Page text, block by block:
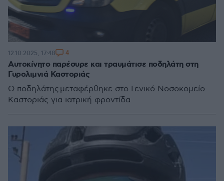
Αυτοκίνητο παρέσυρε και τραυμάτισε ποδηλάτη στη
Γυρολιμνιά Καστοριάς
Ο ποδηλάτης μεταφέρθηκε στο Γενικό Νοσοκομείο
Καστοριάς για ιατρική φροντίδα
12.10.2025, 17:48 4